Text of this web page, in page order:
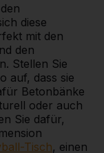
diese
mit den
den
Stellen Sie
auf, dass sie
Betonbänke
oder auch
Sie dafür,
Tisch, einen